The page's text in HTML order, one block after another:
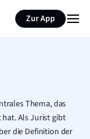
Zur App
Thema, das
Als Jurist gibt
die Definition der